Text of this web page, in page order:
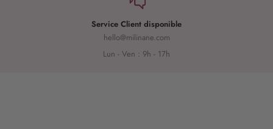
Service Client disponible
hello@milinane.com
Lun - Ven : 9h - 17h